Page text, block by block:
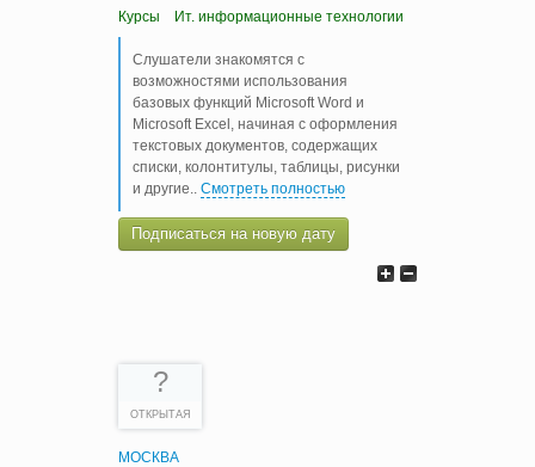
Курсы
Ит. информационные технологии
Слушатели знакомятся с
возможностями использования
базовых функций Microsoft Word и
Microsoft Excel, начиная с оформления
текстовых документов, содержащих
списки, колонтитулы, таблицы, рисунки
и другие
Смотреть полностью
Подписаться на новую дату
?
ОТКРЫТАЯ
МОСКВА